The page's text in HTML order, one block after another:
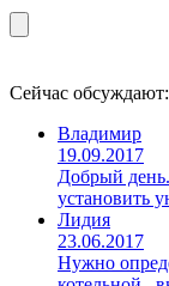
Сейчас обсуждают:
Владимир
19.09.2017
Добрый
установить
Лидия
23.06.2017
Нужно